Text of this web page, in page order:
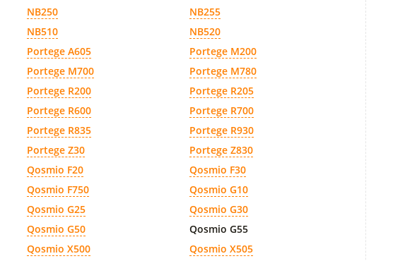
NB250
NB255
NB510
NB520
Portege A605
Portege M200
Portege M700
Portege M780
Portege R200
Portege R205
Portege R600
Portege R700
Portege R835
Portege R930
Portege Z30
Portege Z830
Qosmio F20
Qosmio F30
Qosmio F750
Qosmio G10
Qosmio G25
Qosmio G30
Qosmio G50
Qosmio G55
Qosmio X500
Qosmio X505